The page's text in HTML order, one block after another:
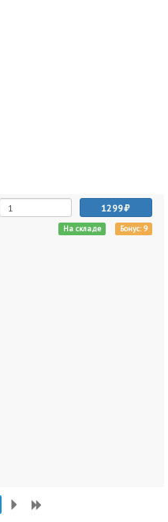
1299
На складе Бонус: 9